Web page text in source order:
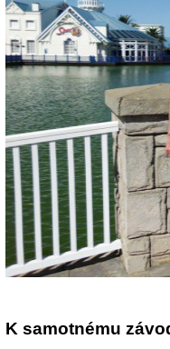
K samotnému